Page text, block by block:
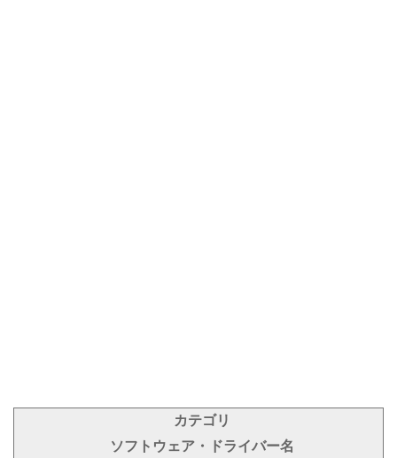
カテゴリ
ソフトウェア・ドライバー名